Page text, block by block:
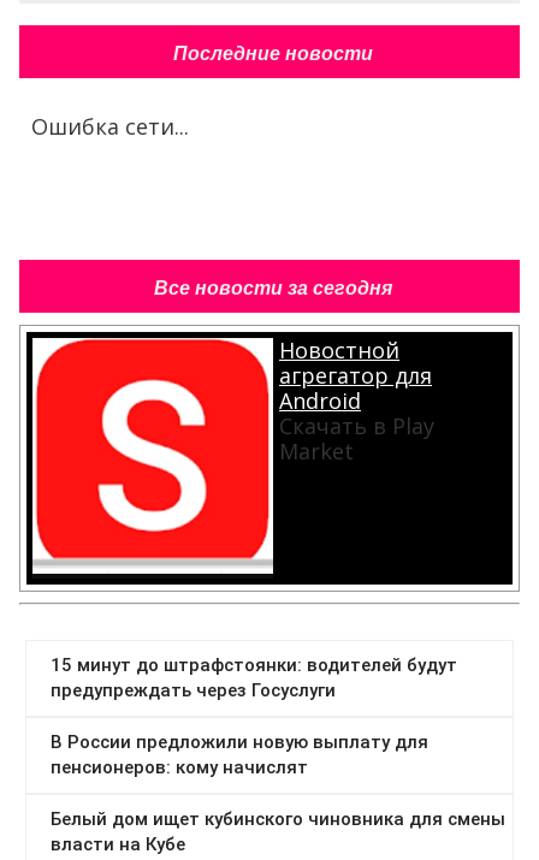
Последние новости
Ошибка сети...
Все новости за сегодня
Новостной
агрегатор для
Android
Скачать в Play
Market